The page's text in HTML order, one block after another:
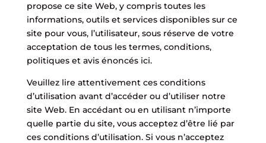
propose ce site Web, y compris toutes les
informations, outils et services disponibles sur ce
site pour vous, l’utilisateur, sous réserve de votre
acceptation de tous les termes, conditions,
politiques et avis énoncés ici.
Veuillez lire attentivement ces conditions
d’utilisation avant d’accéder ou d’utiliser notre
site Web. En accédant ou en utilisant n’importe
quelle partie du site, vous acceptez d’être lié par
ces conditions d’utilisation. Si vous n’acceptez